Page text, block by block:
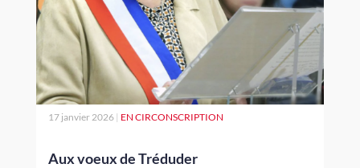
Aux voeux de Tréduder
17 janvier 2026| EN CIRCONSCRIPTION